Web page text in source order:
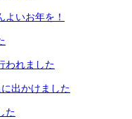
いお年を！
われました
出かけました
た